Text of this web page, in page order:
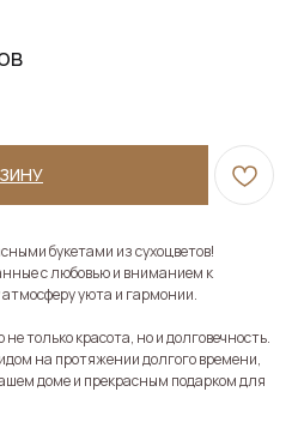
букетами из сухоцветов!
с любовью и вниманием к
уюта и гармонии.
только красота, но и долговечность.
на протяжении долгого времени,
доме и прекрасным подарком для